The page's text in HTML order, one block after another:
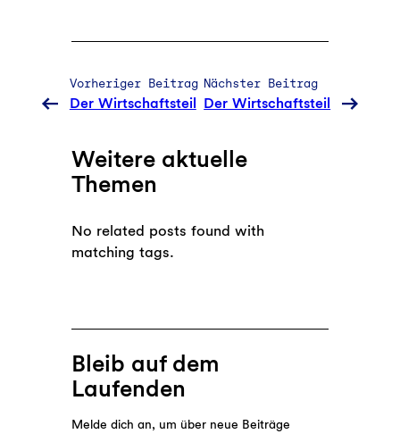
Vorheriger Beitrag
Der Wirtschaftsteil
Nächster Beitrag
Der Wirtschaftsteil
Weitere aktuelle
Themen
No related posts found with
matching tags.
Bleib auf dem
Laufenden
Melde dich an, um über neue Beiträge